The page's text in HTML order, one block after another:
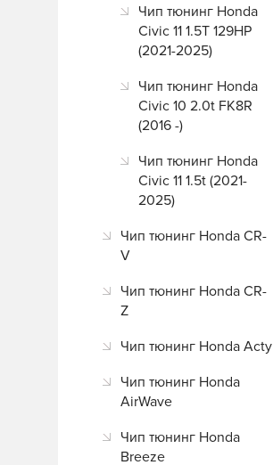
Чип тюнинг Honda
Civic 11 1.5T 129HP
(2021-2025)
Чип тюнинг Honda
Civic 10 2.0t FK8R
(2016 -)
Чип тюнинг Honda
Civic 11 1.5t (2021-
2025)
Чип тюнинг Honda CR-
V
Чип тюнинг Honda CR-
Z
Чип тюнинг Honda Acty
Чип тюнинг Honda
AirWave
Чип тюнинг Honda
Breeze